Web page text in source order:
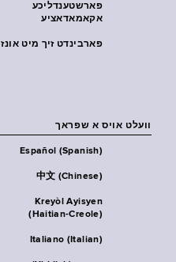
פארשטענדליכע
אקאמאדאציע
פארבינדט זיך מיט אונז
וועלט אויס א שפראך
Español (Spanish)
中文 (Chinese)
Kreyòl Ayisyen
(Haitian-Creole)
Italiano (Italian)